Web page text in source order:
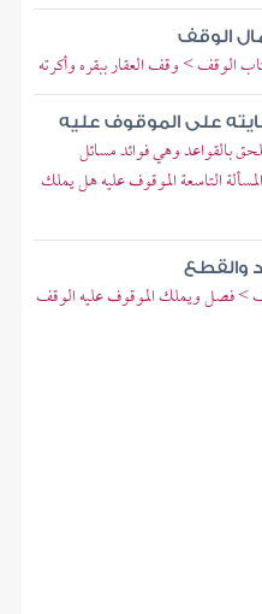
الوقف
الوقف > وقف العقار ببقره وأكرته
على الموقوف عليه
بالقواعد وهي فوائد مسائل
التاسعة الموقوف عليه هل يملك
والقطع
> فصل ويملك الموقوف عليه الوقف